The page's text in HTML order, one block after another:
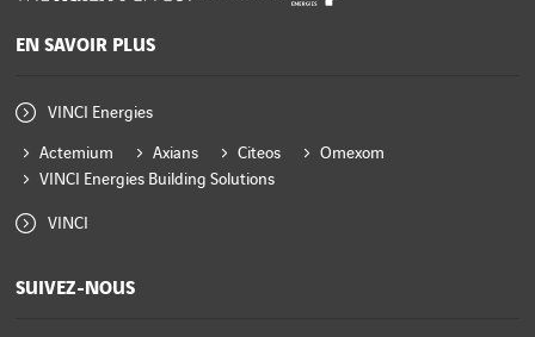
EN SAVOIR PLUS
VINCI Energies
Actemium Axians Citeos
Omexom
VINCI Energies Building Solutions
VINCI
SUIVEZ-NOUS